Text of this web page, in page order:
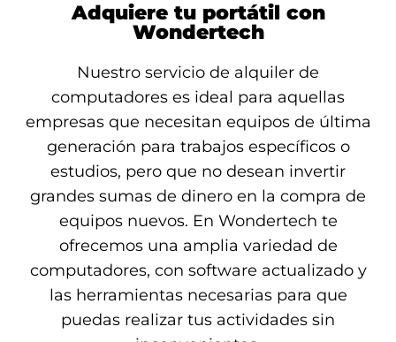
Adquiere tu portátil con
Wondertech
Nuestro servicio de alquiler de
computadores es ideal para aquellas
empresas que necesitan equipos de última
generación para trabajos específicos o
estudios, pero que no desean invertir
grandes sumas de dinero en la compra de
equipos nuevos. En Wondertech te
ofrecemos una amplia variedad de
computadores, con software actualizado y
las herramientas necesarias para que
puedas realizar tus actividades sin